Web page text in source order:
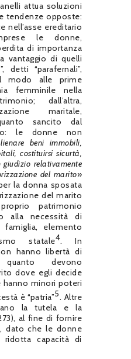
attua soluzioni
tendenze opposte:
nell’asse ereditario
le donne,
di importanza
vantaggio di quelli
detti “parafernali”,
modo alle prime
femminile nella
dall’altra,
maritale,
sancito dal
le donne non
beni immobili,
costituirsi sicurtà,
relativamente
del marito»
la donna sposata
del marito
patrimonio
alla necessità di
famiglia, elemento
statale4. In
hanno libertà di
devono
dove egli decide
hanno minori poteri
è “patria”5. Altre
la tutela e la
al fine di fornire
dato che le donne
capacità di